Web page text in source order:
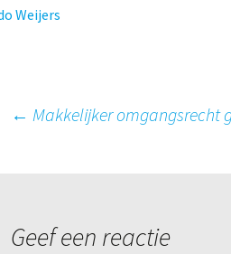
Weijers
← Makkelijker omgangsrecht
Geef een reactie